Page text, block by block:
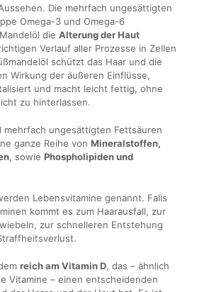
Die mehrfach ungesättigten
Omega-3 und Omega-6
dieAlterung der Haut
Verlauf aller Prozesse in Zellen
schützt das Haar und die
Wirkung der äußeren Einflüsse,
und macht leicht fettig, ohne
zu hinterlassen.
mehrfach ungesättigten Fettsäuren
ganze Reihe vonMineralstoffen,
, sowiePhospholipiden und
Lebensvitamine genannt. Falls
kommt es zum Haarausfall, zur
zur schnelleren Entstehung
reich am Vitamin D, das – ähnlich
Vitamine – einen entscheidenden